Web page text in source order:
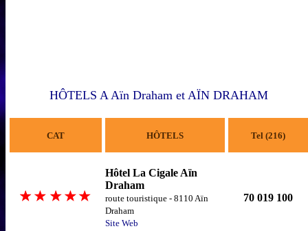
HÔTELS A Aïn Draham et AÏN DRAHAM
CAT HÔTELS Tel (216)
Hôtel La Cigale Aïn
Draham
route touristique - 8110 Aïn
Draham
Site Web
70 019 100